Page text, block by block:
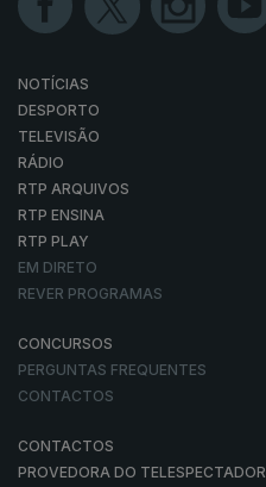
NOTÍCIAS
DESPORTO
TELEVISÃO
RÁDIO
RTP ARQUIVOS
RTP ENSINA
RTP PLAY
EM DIRETO
REVER PROGRAMAS
CONCURSOS
PERGUNTAS FREQUENTES
CONTACTOS
CONTACTOS
PROVEDORA DO TELESPECTADOR